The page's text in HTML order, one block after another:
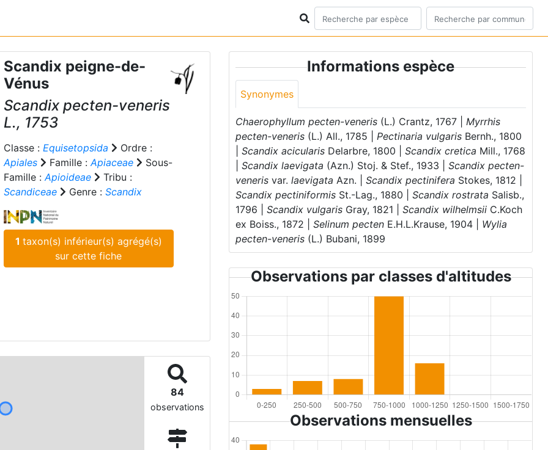
Scandix peigne-de-
Vénus
Scandix pecten-veneris
L., 1753
Classe : Equisetopsida
Ordre :
Apiales
Famille :Apiaceae
Sous-
Famille :Apioideae
Tribu :
Scandiceae
Genre : Scandix
1 taxon(s) inférieur(s) agrégé(s)
sur cette fiche
84
observations
Informations espèce
Synonymes
Chaerophyllum pecten-veneris (L.) Crantz, 1767 |Myrrhis
pecten-veneris (L.) All., 1785 |Pectinaria vulgaris Bernh., 1800
|Scandix acicularis Delarbre, 1800 |Scandix cretica Mill., 1768
|Scandix laevigata (Azn.) Stoj. & Stef., 1933 |Scandix pecten-
venerisvar. laevigata Azn. |Scandix pectinifera Stokes, 1812 |
Scandix pectiniformis St.-Lag., 1880 |Scandix rostrata Salisb.,
1796 |Scandix vulgaris Gray, 1821 |Scandix wilhelmsii C.Koch
ex Boiss., 1872 |Selinum pecten E.H.L.Krause, 1904 | Wylia
pecten-veneris (L.) Bubani, 1899
Observations par classes d'altitudes
Observations mensuelles